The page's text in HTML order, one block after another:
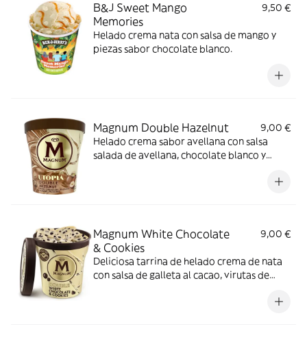
B&J Sweet Mango
Memories
9,50 €
Helado crema nata con salsa de mango y
piezas sabor chocolate blanco.
Magnum Double Hazelnut
9,00 €
Helado crema sabor avellana con salsa
salada de avellana, chocolate blanco y
Magnum White Chocolate
& Cookies
9,00 €
Deliciosa tarrina de helado crema de nata
con salsa de galleta al cacao, virutas de